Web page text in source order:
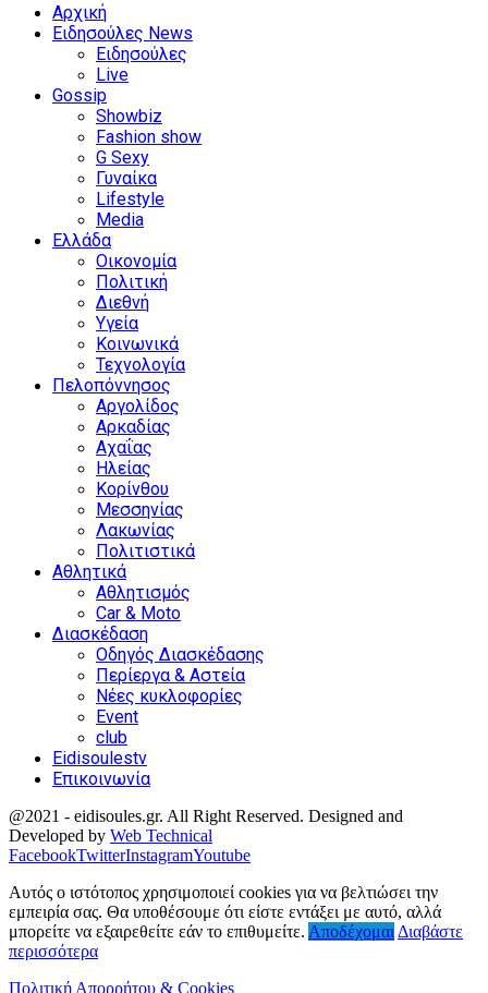
Αρχική
Ειδησούλες News
Ειδησούλες
Live
Gossip
Showbiz
Fashion show
G Sexy
Γυναίκα
Lifestyle
Media
Ελλάδα
Οικονομία
Πολιτική
Διεθνή
Υγεία
Κοινωνικά
Τεχνολογία
Πελοπόννησος
Αργολίδος
Αρκαδίας
Αχαΐας
Ηλείας
Κορίνθου
Μεσσηνίας
Λακωνίας
Πολιτιστικά
Αθλητικά
Αθλητισμός
Car & Moto
Διασκέδαση
Οδηγός Διασκέδασης
Περίεργα & Αστεία
Νέες κυκλοφορίες
Event
club
Eidisoulestv
Επικοινωνία
@2021 - eidisoules.gr. All Right Reserved. Designed and
Developed by Web Technical
FacebookTwitterInstagramYoutube
Αυτός ο ιστότοπος χρησιμοποιεί cookies για να βελτιώσει την
εμπειρία σας. Θα υποθέσουμε ότι είστε εντάξει με αυτό, αλλά
μπορείτε να εξαιρεθείτε εάν το επιθυμείτε. Αποδέχομαι Διαβάστε
περισσότερα
Πολιτική Απορρήτου & Cookies